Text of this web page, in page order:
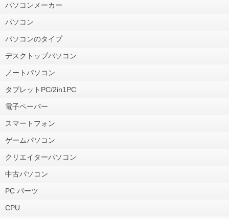
パソコンメーカー
パソコン
パソコンのタイプ
デスクトップパソコン
ノートパソコン
タブレットPC/2in1PC
電子ペーパー
スマートフォン
ゲームパソコン
クリエイターパソコン
中古パソコン
PC パーツ
CPU